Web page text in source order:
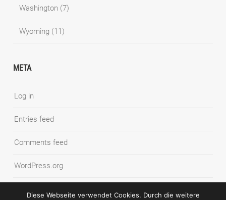
Washington (7)
Wyoming (11)
META
Log in
Entries feed
Comments feed
WordPress.org
Diese Webseite verwendet Cookies. Durch die weitere